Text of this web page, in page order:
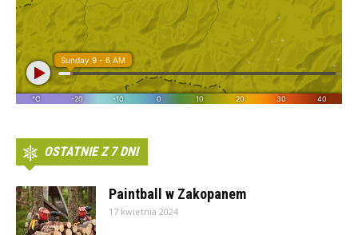
OSTATNIE Z 7 DNI
Paintball w Zakopanem
17 kwietnia 2024